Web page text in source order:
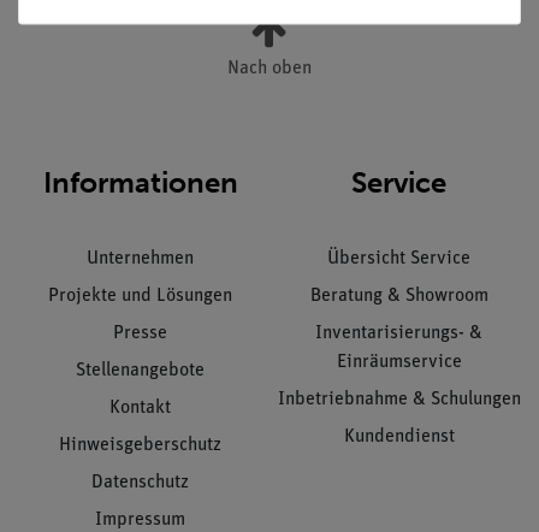
Nach oben
Informationen
Unternehmen
Projekte und Lösungen
Presse
Stellenangebote
Kontakt
Hinweisgeberschutz
Datenschutz
Impressum
Service
Übersicht Service
Beratung & Showroom
Inventarisierungs- &
Einräumservice
Inbetriebnahme & Schulungen
Kundendienst